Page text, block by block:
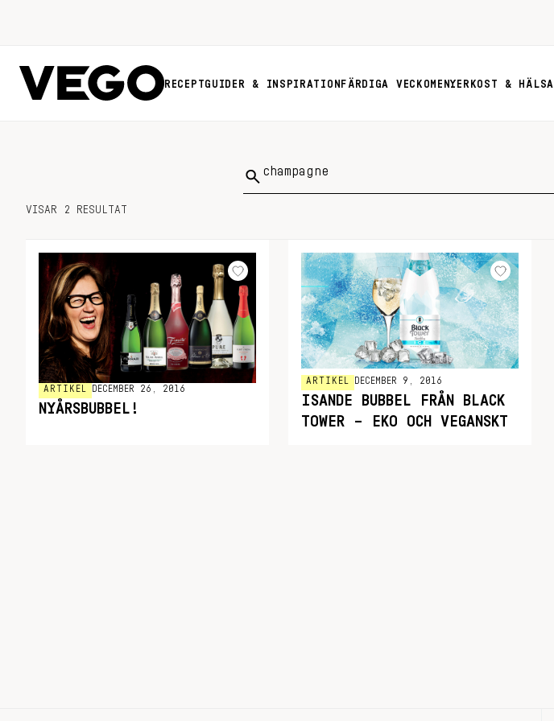
RECEPTGUIDER & INSPIRATION FÄRDIGA VECKOMENYER KOST & HÄLSA
Sök
VISAR 2 RESULTAT
ARTIKEL DECEMBER 26, 2016
NYÅRSBUBBEL!
ARTIKEL DECEMBER 9, 2016
ISANDE BUBBEL FRÅN BLACK
TOWER – EKO OCH VEGANSKT